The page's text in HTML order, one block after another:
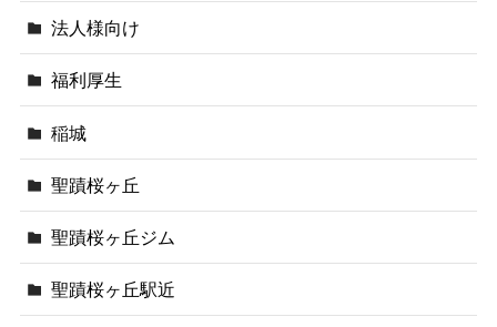
法人様向け
福利厚生
稲城
聖蹟桜ヶ丘
聖蹟桜ヶ丘ジム
聖蹟桜ヶ丘駅近